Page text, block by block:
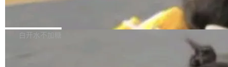
I 的属性包装器演进史...
在新 SQL 控制台中打开 AI 生成的脚本的功能</
span></li> <li><span style="color:#000000...
h Language Model Challenge，MLC-SLM）T
ask 1赛道中，传音TEX AI中心语音算法团队以
自主研发的说话人归属多语种自动语音识别系统
Qwen3.8-Max 发布，下周开源 Qwen3.
千问大模型宣布正式推出 Qwen 家族迄今最强大
的模型 Qwen3.8-Max，也是其首个 Max 规模
白开水不加糖